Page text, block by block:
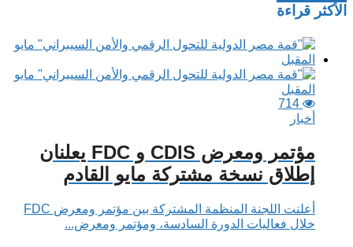
الأكثر قراءة
714
أخبار
مؤتمر ومعرض CDIS و FDC يعلنان
إطلاق نسخة مشتركة مايو القادم
أعلنت اللجنة المنظمة المشتركة بين مؤتمر ومعرض FDC
خلال فعاليات الدورة السادسة، ومؤتمر ومعرض...